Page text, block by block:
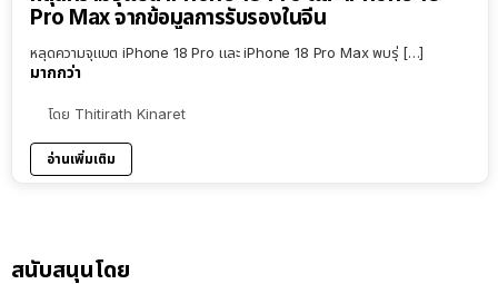
Pro Max จากข้อมูลการรับรองในจีน
หลุดความจุแบต iPhone 18 Pro และ iPhone 18 Pro Max พบรุ่ […]
มากกว่า
โดย Thitirath Kinaret
อ่านเพิ่มเติม
สนับสนุนโดย